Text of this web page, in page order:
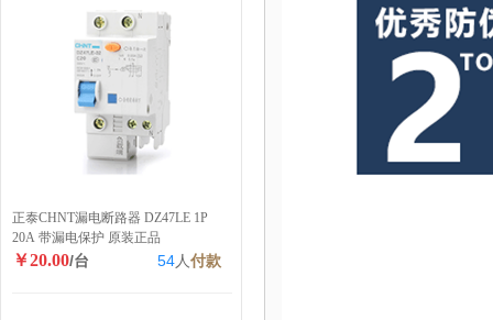
正泰CHNT漏电断路器 DZ47LE 1P
20A 带漏电保护 原装正品
￥20.00/台 54人付款